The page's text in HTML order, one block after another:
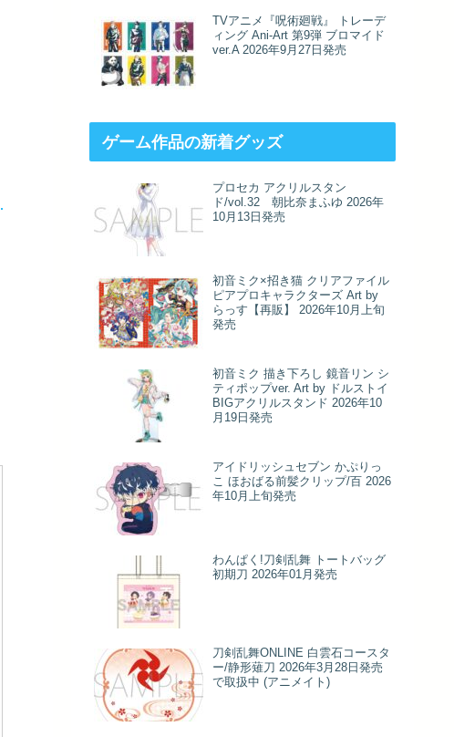
TVアニメ『呪術廻戦』 トレーデ
ィング Ani-Art 第9弾 ブロマイド
ver.A 2026年9月27日発売
ゲーム作品の新着グッズ
プロセカ アクリルスタン
ド/vol.32 朝比奈まふゆ 2026年
10月13日発売
初音ミク×招き猫 クリアファイル
ピアプロキャラクターズ Art by
らっす【再販】 2026年10月上旬
発売
初音ミク 描き下ろし 鏡音リン シ
ティポップver. Art by ドルストイ
BIGアクリルスタンド 2026年10
月19日発売
アイドリッシュセブン かぷりっ
こ ほおばる前髪クリップ/百 2026
年10月上旬発売
わんぱく!刀剣乱舞 トートバッグ
初期刀 2026年01月発売
刀剣乱舞ONLINE 白雲石コースタ
ー/静形薙刀 2026年3月28日発売
で取扱中 (アニメイト)